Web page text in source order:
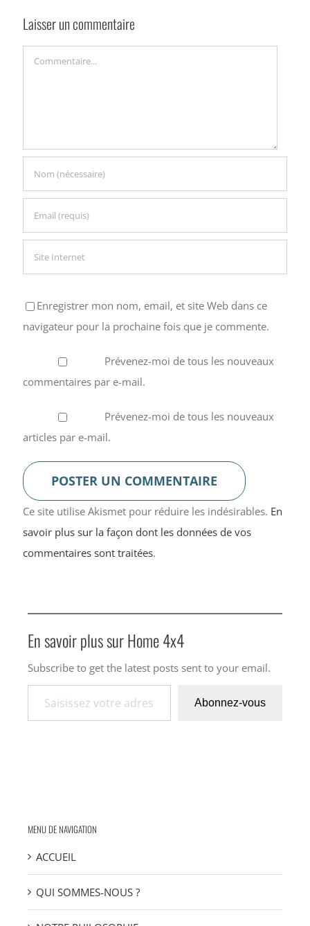
Laisser un commentaire
Commentaire
Enregistrer mon nom, email, et site Web dans ce
navigateur pour la prochaine fois que je commente.
Prévenez-moi de tous les nouveaux
commentaires par e-mail.
Prévenez-moi de tous les nouveaux
articles par e-mail.
Ce site utilise Akismet pour réduire les indésirables. En
savoir plus sur la façon dont les données de vos
commentaires sont traitées.
En savoir plus sur Home 4x4
Subscribe to get the latest posts sent to your email.
Saisissez votre adresse e-mail…
Abonnez-vous
MENU DE NAVIGATION
ACCUEIL
QUI SOMMES-NOUS ?